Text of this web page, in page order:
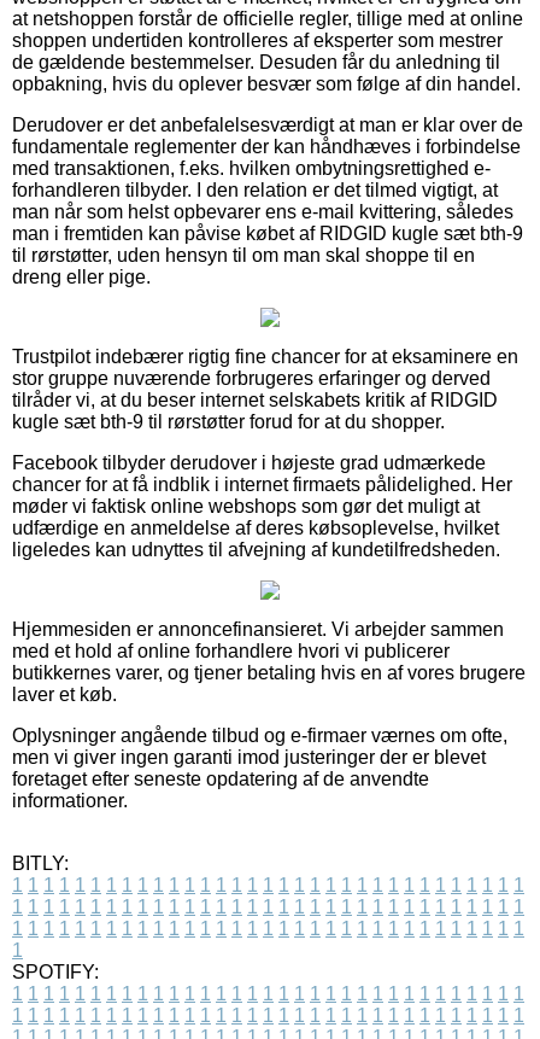
at netshoppen forstår de officielle regler, tillige med at online
shoppen undertiden kontrolleres af eksperter som mestrer
de gældende bestemmelser. Desuden får du anledning til
opbakning, hvis du oplever besvær som følge af din handel.
Derudover er det anbefalelsesværdigt at man er klar over de
fundamentale reglementer der kan håndhæves i forbindelse
med transaktionen, f.eks. hvilken ombytningsrettighed e-
forhandleren tilbyder. I den relation er det tilmed vigtigt, at
man når som helst opbevarer ens e-mail kvittering, således
man i fremtiden kan påvise købet af RIDGID kugle sæt bth-9
til rørstøtter, uden hensyn til om man skal shoppe til en
dreng eller pige.
Trustpilot indebærer rigtig fine chancer for at eksaminere en
stor gruppe nuværende forbrugeres erfaringer og derved
tilråder vi, at du beser internet selskabets kritik af RIDGID
kugle sæt bth-9 til rørstøtter forud for at du shopper.
Facebook tilbyder derudover i højeste grad udmærkede
chancer for at få indblik i internet firmaets pålidelighed. Her
møder vi faktisk online webshops som gør det muligt at
udfærdige en anmeldelse af deres købsoplevelse, hvilket
ligeledes kan udnyttes til afvejning af kundetilfredsheden.
Hjemmesiden er annoncefinansieret. Vi arbejder sammen
med et hold af online forhandlere hvori vi publicerer
butikkernes varer, og tjener betaling hvis en af vores brugere
laver et køb.
Oplysninger angående tilbud og e-firmaer værnes om ofte,
men vi giver ingen garanti imod justeringer der er blevet
foretaget efter seneste opdatering af de anvendte
informationer.
BITLY:
1 1 1 1 1 1 1 1 1 1 1 1 1 1 1 1 1 1 1 1 1 1 1 1 1 1 1 1 1 1 1 1 1
1 1 1 1 1 1 1 1 1 1 1 1 1 1 1 1 1 1 1 1 1 1 1 1 1 1 1 1 1 1 1 1 1
1 1 1 1 1 1 1 1 1 1 1 1 1 1 1 1 1 1 1 1 1 1 1 1 1 1 1 1 1 1 1 1 1
1
SPOTIFY:
1 1 1 1 1 1 1 1 1 1 1 1 1 1 1 1 1 1 1 1 1 1 1 1 1 1 1 1 1 1 1 1 1
1 1 1 1 1 1 1 1 1 1 1 1 1 1 1 1 1 1 1 1 1 1 1 1 1 1 1 1 1 1 1 1 1